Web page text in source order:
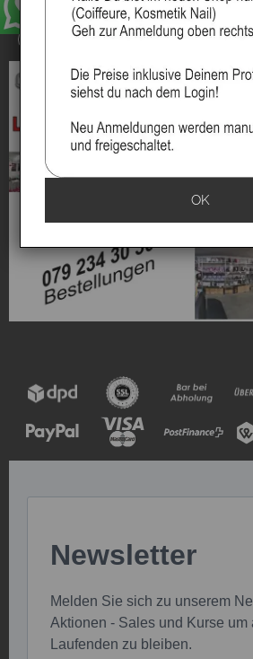
Kundeninformationen
Vertrag widerrufen
OK